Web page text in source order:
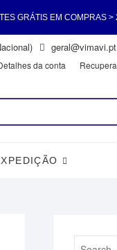
> 200€ (Portugal
EM COMPRAS > 200€
geral@vimavi.pt
da conta